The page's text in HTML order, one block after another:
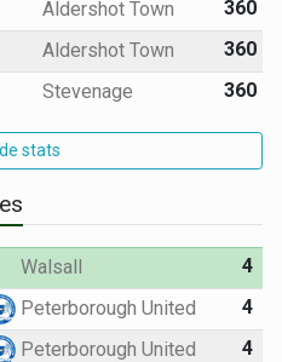
Aldershot Town
360
Aldershot Town
360
Stevenage 360
stats
Walsall
4
Peterborough United
4
Peterborough United
4